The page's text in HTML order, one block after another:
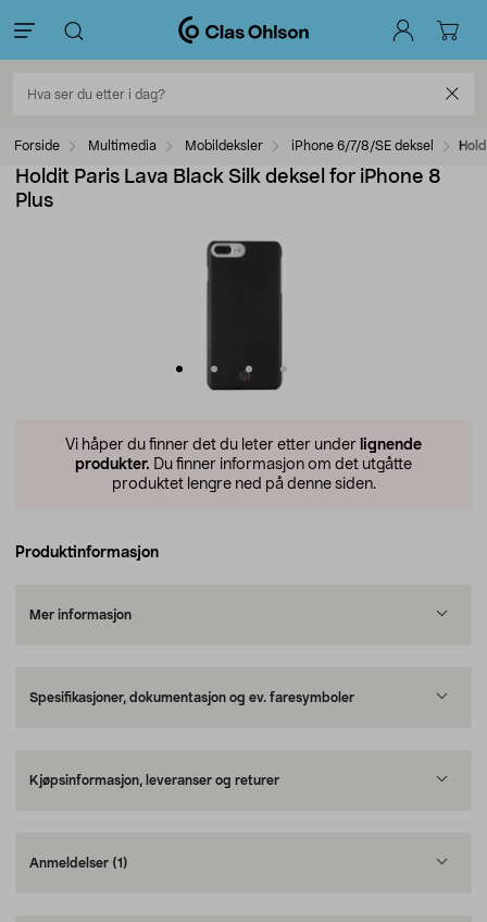
Forside Multimedia Mobildeksler iPhone 6/7/8/SE deksel
Holdit Paris Lava Black Silk deksel for iPhone 8
Plus
Vi håper du finner det du leter etter under lignende
produkter. Du finner informasjon om det utgåtte
produktet lengre ned på denne siden.
Produktinformasjon
Mer informasjon
Spesifikasjoner, dokumentasjon og ev. faresymboler
Kjøpsinformasjon, leveranser og returer
Anmeldelser (1)